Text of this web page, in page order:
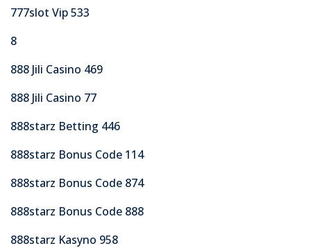
777slot Vip 533
8
888 Jili Casino 469
888 Jili Casino 77
888starz Betting 446
888starz Bonus Code 114
888starz Bonus Code 874
888starz Bonus Code 888
888starz Kasyno 958